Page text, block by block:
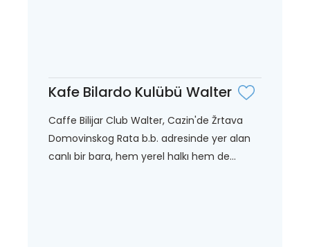
Kafe Bilardo Kulübü Walter
Caffe Bilijar Club Walter, Cazin'de Žrtava
Domovinskog Rata b.b. adresinde yer alan
canlı bir bara, hem yerel halkı hem de...